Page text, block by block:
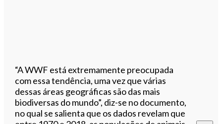
“A WWF está extremamente preocupada
com essa tendência, uma vez que várias
dessas áreas geográficas são das mais
biodiversas do mundo”, diz-se no documento,
no qual se salienta que os dados revelam que